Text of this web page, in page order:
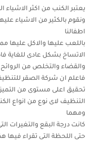
يعتبر الكنب من اكثر
ونقوم بالكثير من الاشياء
اطفالنا
باللعب عليها والاكل عليها
الاتساخ بشكل عادى للغاية
والقضاء والتخلص من الروائح
فاعلم ان شركة الصقر
تحقيق اعلى مستوى من التميز
التنظيف لاى نوع من انواع
ومهما
كانت درجة البقع والتغيرات
حتى اللحظة التى تقراء فيها